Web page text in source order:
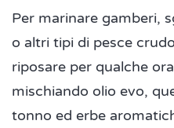
Per marinare gamberi,
o altri tipi di pesce
riposare per qualche
mischiando olio evo,
tonno ed erbe